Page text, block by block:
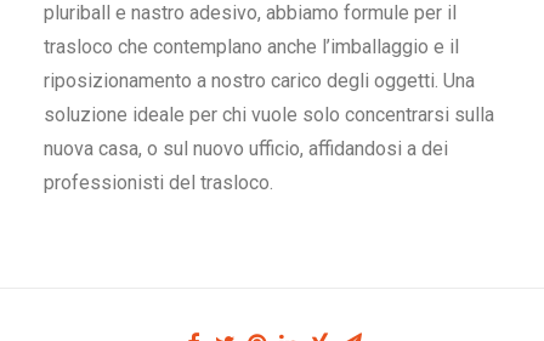
pluriball e nastro adesivo, abbiamo formule per il
trasloco che contemplano anche l’imballaggio e il
riposizionamento a nostro carico degli oggetti. Una
soluzione ideale per chi vuole solo concentrarsi sulla
nuova casa, o sul nuovo ufficio, affidandosi a dei
professionisti del trasloco.